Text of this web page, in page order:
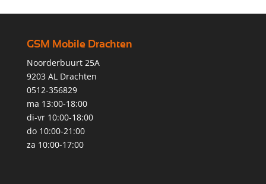
GSM Mobile Drachten
Noorderbuurt 25A
9203 AL Drachten
0512-356829
ma 13:00-18:00
di-vr 10:00-18:00
do 10:00-21:00
za 10:00-17:00